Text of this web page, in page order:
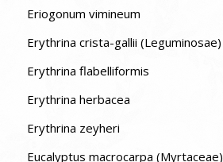
Eriogonum vimineum
Erythrina crista-gallii (Leguminosae)
Erythrina flabelliformis
Erythrina herbacea
Erythrina zeyheri
Eucalyptus macrocarpa (Myrtaceae)